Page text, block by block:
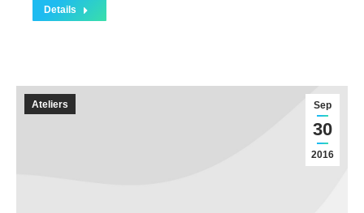
Details
Sep
30
2016
Ateliers